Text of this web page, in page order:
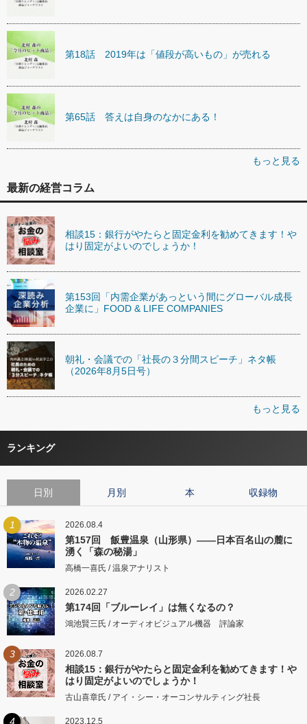
第18話 2019年は「値段が高いもの」が売れる
第65話 答えは自身のなかにある！
もっと見る
最新の経営コラム
相談15：銀行がやたらと固定金利を勧めてきます！や
はり固定がよいのでしょうか！
第153回「内需企業があっという間にグローバル成長
企業に」FOOD & LIFE COMPANIES
朝礼・会議での「社長の３分間スピーチ」ネタ帳
（2026年8月5日号）
もっと見る
ランキング
日別 月別 本 収録物
1 2026.08.4
第157回 飯豊温泉（山形県）――日本百名山の麓に
湧く「森の秘湯」
高橋一喜氏 / 温泉アナリスト
2 2026.02.27
第174回「ブルーレイ」は無くなるの？
鴻池賢三氏 / オーディオビジュアル機器 評論家
3 2026.08.7
相談15：銀行がやたらと固定金利を勧めてきます！や
はり固定がよいのでしょうか！
古山喜章氏 / アイ・シー・オーコンサルティング社長
4 2023.12.5